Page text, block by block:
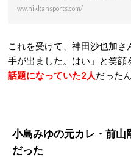
ww.nikkansports.com/
これを受けて、神田沙也加
手が出ました。はい」と笑顔
話題になっていた2人だった
小島みゆの元カレ・前山
だった